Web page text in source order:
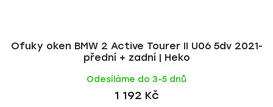
Ofuky oken BMW 2 Active Tourer II U06 5dv 2021-
přední + zadní | Heko
Odesíláme do 3-5 dnů
1 192 Kč